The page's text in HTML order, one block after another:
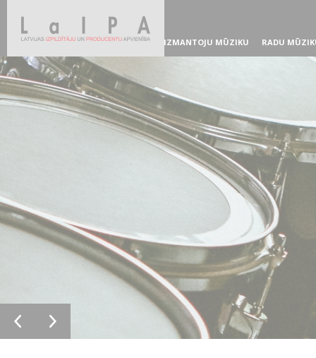
IZMANTOJU MŪZIKU RADU